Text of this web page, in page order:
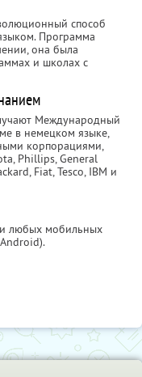
способ
Программа
она была
и школах с
Международный
в немецком языке,
корпорациями,
Phillips, General
Fiat, Tesco, IBM и
любых мобильных